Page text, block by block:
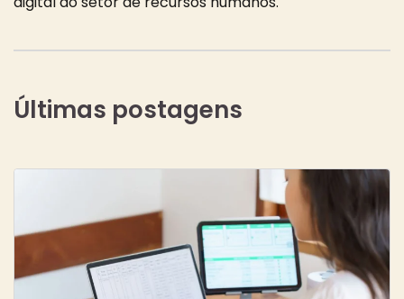
Últimas postagens